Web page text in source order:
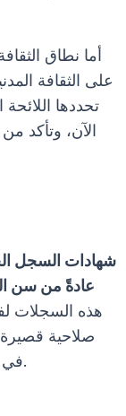
أما نطاق
على الثقافة
تحددها
الآن، وتأكد
شهادات السجل
عادةً من سن
هذه السجلات
صلاحية
في وقت متأخر من العملية، وليس في البداية.